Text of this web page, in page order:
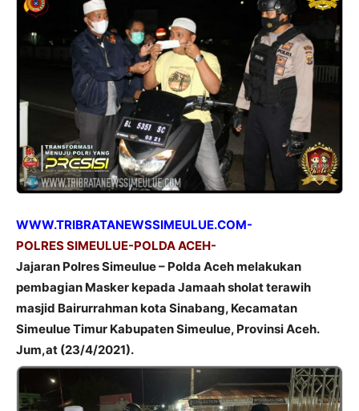
WWW.TRIBRATANEWSSIMEULUE.COM-
POLRES SIMEULUE-POLDA ACEH-
Jajaran Polres Simeulue – Polda Aceh melakukan
pembagian Masker kepada Jamaah sholat terawih
masjid Bairurrahman kota Sinabang, Kecamatan
Simeulue Timur Kabupaten Simeulue, Provinsi Aceh.
Jum,at (23/4/2021).